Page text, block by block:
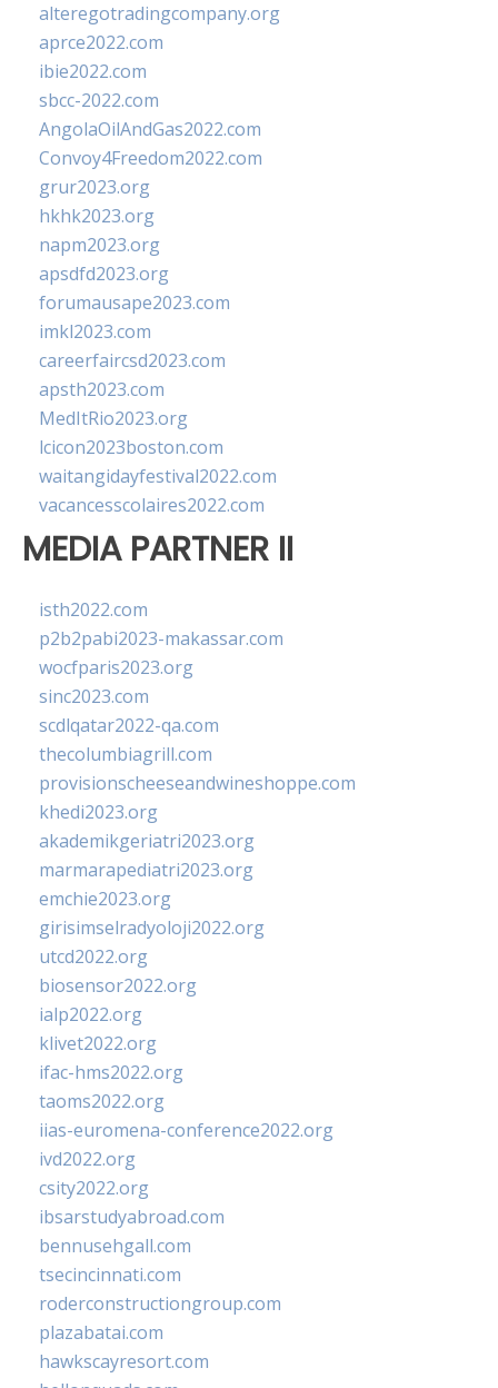
alteregotradingcompany.org
aprce2022.com
ibie2022.com
sbcc-2022.com
AngolaOilAndGas2022.com
Convoy4Freedom2022.com
grur2023.org
hkhk2023.org
napm2023.org
apsdfd2023.org
forumausape2023.com
imkl2023.com
careerfaircsd2023.com
apsth2023.com
MedItRio2023.org
lcicon2023boston.com
waitangidayfestival2022.com
vacancesscolaires2022.com
MEDIA PARTNER II
isth2022.com
p2b2pabi2023-makassar.com
wocfparis2023.org
sinc2023.com
scdlqatar2022-qa.com
thecolumbiagrill.com
provisionscheeseandwineshoppe.com
khedi2023.org
akademikgeriatri2023.org
marmarapediatri2023.org
emchie2023.org
girisimselradyoloji2022.org
utcd2022.org
biosensor2022.org
ialp2022.org
klivet2022.org
ifac-hms2022.org
taoms2022.org
iias-euromena-conference2022.org
ivd2022.org
csity2022.org
ibsarstudyabroad.com
bennusehgall.com
tsecincinnati.com
roderconstructiongroup.com
plazabatai.com
hawkscayresort.com